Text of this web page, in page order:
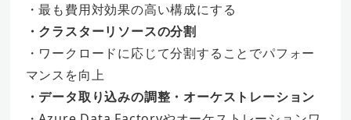
・最も費用対効果の高い構成にする
・クラスターリソースの分割
・ワークロードに応じて分割することでパフォー
マンスを向上
・データ取り込みの調整・オーケストレーション